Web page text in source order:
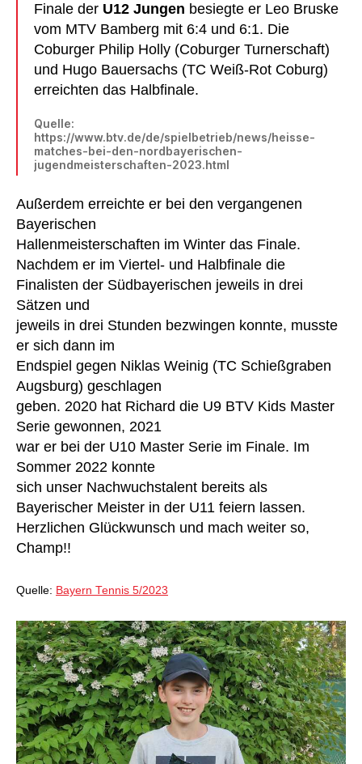
Finale der U12 Jungen besiegte er Leo Bruske
vom MTV Bamberg mit 6:4 und 6:1. Die
Coburger Philip Holly (Coburger Turnerschaft)
und Hugo Bauersachs (TC Weiß-Rot Coburg)
erreichten das Halbfinale.
Quelle:
https://www.btv.de/de/spielbetrieb/news/heisse-
matches-bei-den-nordbayerischen-
jugendmeisterschaften-2023.html
Außerdem erreichte er bei den vergangenen
Bayerischen
Hallenmeisterschaften im Winter das Finale.
Nachdem er im Viertel- und Halbfinale die
Finalisten der Südbayerischen jeweils in drei
Sätzen und
jeweils in drei Stunden bezwingen konnte, musste
er sich dann im
Endspiel gegen Niklas Weinig (TC Schießgraben
Augsburg) geschlagen
geben. 2020 hat Richard die U9 BTV Kids Master
Serie gewonnen, 2021
war er bei der U10 Master Serie im Finale. Im
Sommer 2022 konnte
sich unser Nachwuchstalent bereits als
Bayerischer Meister in der U11 feiern lassen.
Herzlichen Glückwunsch und mach weiter so,
Champ!!
Quelle: Bayern Tennis 5/2023